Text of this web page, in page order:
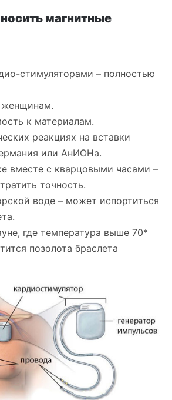
магнитные
стимуляторами – полностью
к материалам.
реакциях на вставки
или АнИОНа.
вместе с кварцовыми часами –
точность.
воде – может испортиться
где температура выше 70*
позолота браслета